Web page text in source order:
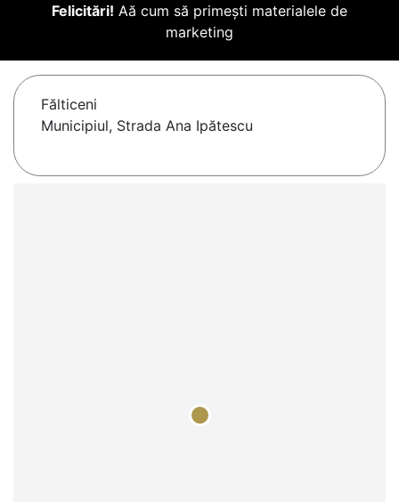
Felicitări! Aă cum să primești materialele de
marketing
Fălticeni
Municipiul, Strada Ana Ipătescu